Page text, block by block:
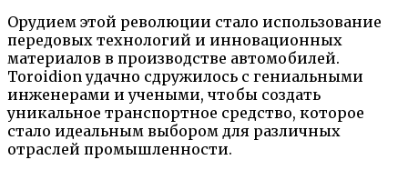
Орудием этой революции стало использование
передовых технологий и инновационных
материалов в производстве автомобилей.
Toroidion удачно сдружилось с гениальными
инженерами и учеными, чтобы создать
уникальное транспортное средство, которое
стало идеальным выбором для различных
отраслей промышленности.